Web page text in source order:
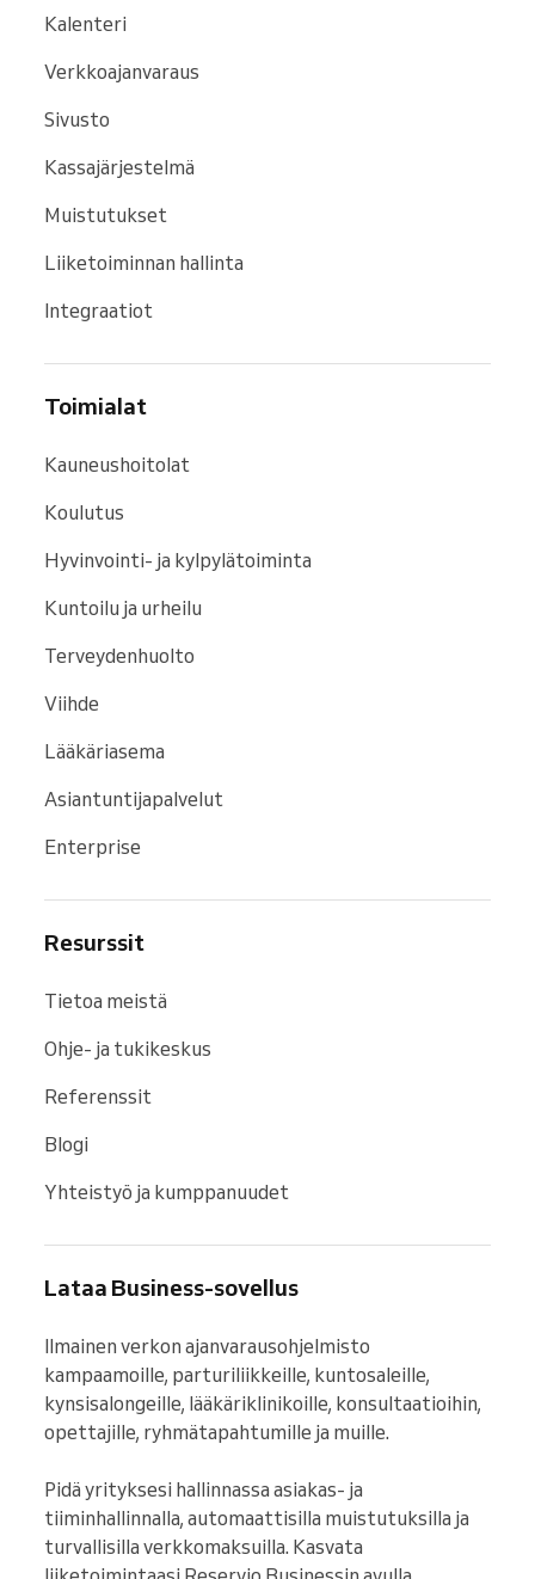
Kalenteri
Verkkoajanvaraus
Sivusto
Kassajärjestelmä
Muistutukset
Liiketoiminnan hallinta
Integraatiot
Toimialat
Kauneushoitolat
Koulutus
Hyvinvointi- ja kylpylätoiminta
Kuntoilu ja urheilu
Terveydenhuolto
Viihde
Lääkäriasema
Asiantuntijapalvelut
Enterprise
Resurssit
Tietoa meistä
Ohje- ja tukikeskus
Referenssit
Blogi
Yhteistyö ja kumppanuudet
Lataa Business-sovellus
Ilmainen verkon ajanvarausohjelmisto
kampaamoille, parturiliikkeille, kuntosaleille,
kynsisalongeille, lääkäriklinikoille, konsultaatioihin,
opettajille, ryhmätapahtumille ja muille.
Pidä yrityksesi hallinnassa asiakas- ja
tiiminhallinnalla, automaattisilla muistutuksilla ja
turvallisilla verkkomaksuilla. Kasvata